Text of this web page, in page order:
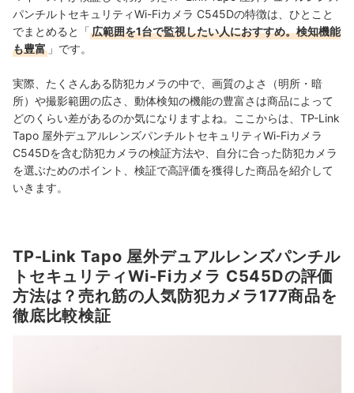
パンチルトセキュリティWi-Fiカメラ C545Dの特徴は、ひとこと
でまとめると「広範囲を1台で監視したい人におすすめ。検知機能
も豊富 」です。
実際、たくさんある防犯カメラの中で、画質のよさ（明所・暗
所）や撮影範囲の広さ、動体検知の機能の豊富さは商品によって
どのくらい差があるのか気になりますよね。ここからは、TP-Link
Tapo 屋外デュアルレンズパンチルトセキュリティWi-Fiカメラ
C545Dを含む防犯カメラの検証方法や、自分に合った防犯カメラ
を選ぶためのポイント、検証で高評価を獲得した商品を紹介して
いきます。
TP-Link Tapo 屋外デュアルレンズパンチル
トセキュリティWi-Fiカメラ C545Dの評価
方法は？売れ筋の人気防犯カメラ177商品を
徹底比較検証